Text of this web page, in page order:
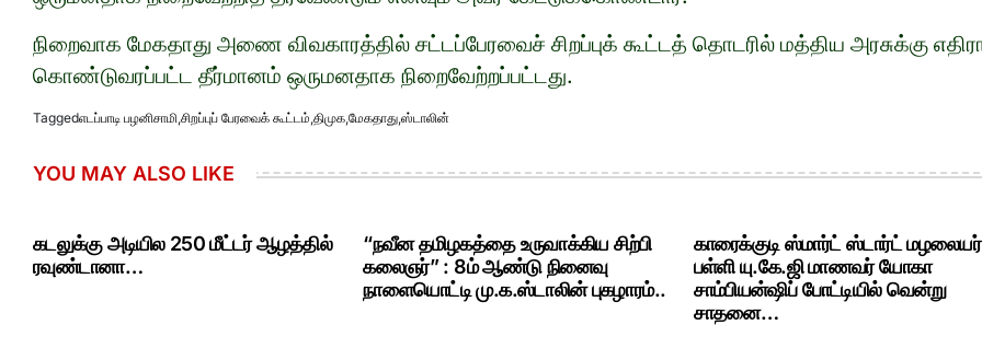
நிறைவாக மேகதாது அணை விவகாரத்தில் சட்டப்பேரவைச் சிறப்புக் கூட்டத் தொடரில் மத்திய அரசுக்கு
கொண்டுவரப்பட்ட தீர்மானம் ஒருமனதாக நிறைவேற்றப்பட்டது.
Taggedஎடப்பாடி பழனிசாமி,சிறப்புப் பேரவைக் கூட்டம்,திமுக,மேகதாது,ஸ்டாலின்
YOU MAY ALSO LIKE
கடலுக்கு அடியில 250 மீட்டர் ஆழத்தில்
ரவுண்டானா…
“நவீன தமிழகத்தை உருவாக்கிய சிற்பி
கலைஞர்” : 8ம் ஆண்டு நினைவு
நாளையொட்டி மு.க.ஸ்டாலின் புகழாரம்..
காரைக்குடி ஸ்மார்ட் ஸ்டார்ட் மழலையர்
பள்ளி யு.கே.ஜி மாணவர் யோகா
சாம்பியன்ஷிப் போட்டியில் வென்று
சாதனை…